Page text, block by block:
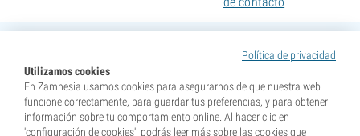
Política de privacidad
Utilizamos cookies
En Zamnesia usamos cookies para asegurarnos de que nuestra web
funcione correctamente, para guardar tus preferencias, y para obtener
información sobre tu comportamiento online. Al hacer clic en
'configuración de cookies', podrás leer más sobre las cookies que